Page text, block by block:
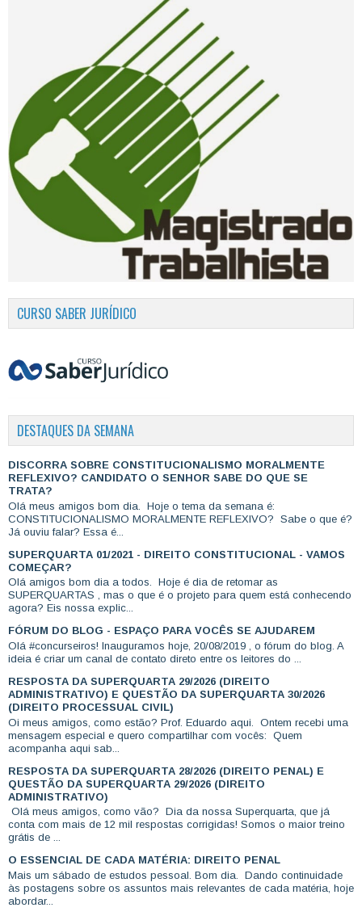
CURSO SABER JURÍDICO
DESTAQUES DA SEMANA
DISCORRA SOBRE CONSTITUCIONALISMO MORALMENTE
REFLEXIVO? CANDIDATO O SENHOR SABE DO QUE SE
TRATA?
Olá meus amigos bom dia. Hoje o tema da semana é:
CONSTITUCIONALISMO MORALMENTE REFLEXIVO? Sabe o que é?
Já ouviu falar? Essa é...
SUPERQUARTA 01/2021 - DIREITO CONSTITUCIONAL - VAMOS
COMEÇAR?
Olá amigos bom dia a todos. Hoje é dia de retomar as
SUPERQUARTAS , mas o que é o projeto para quem está conhecendo
agora? Eis nossa explic...
FÓRUM DO BLOG - ESPAÇO PARA VOCÊS SE AJUDAREM
Olá #concurseiros! Inauguramos hoje, 20/08/2019 , o fórum do blog. A
ideia é criar um canal de contato direto entre os leitores do ...
RESPOSTA DA SUPERQUARTA 29/2026 (DIREITO
ADMINISTRATIVO) E QUESTÃO DA SUPERQUARTA 30/2026
(DIREITO PROCESSUAL CIVIL)
Oi meus amigos, como estão? Prof. Eduardo aqui. Ontem recebi uma
mensagem especial e quero compartilhar com vocês: Quem
acompanha aqui sab...
RESPOSTA DA SUPERQUARTA 28/2026 (DIREITO PENAL) E
QUESTÃO DA SUPERQUARTA 29/2026 (DIREITO
ADMINISTRATIVO)
Olá meus amigos, como vão? Dia da nossa Superquarta, que já
conta com mais de 12 mil respostas corrigidas! Somos o maior treino
grátis de ...
O ESSENCIAL DE CADA MATÉRIA: DIREITO PENAL
Mais um sábado de estudos pessoal. Bom dia. Dando continuidade
às postagens sobre os assuntos mais relevantes de cada matéria, hoje
abordar...